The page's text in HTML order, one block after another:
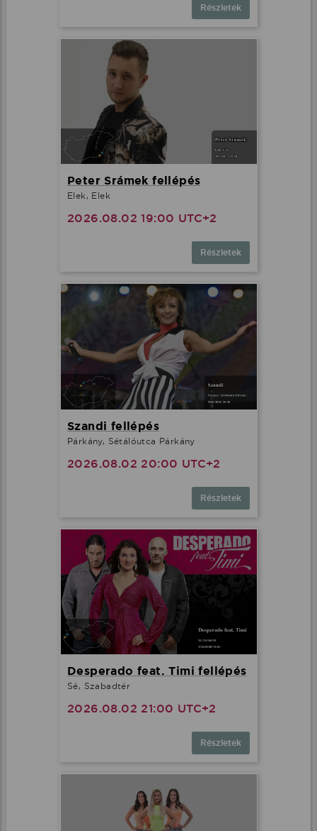
Részletek
Peter Srámek fellépés
Elek, Elek
2026.08.02 19:00 UTC+2
Részletek
Szandi fellépés
Párkány, Sétálóutca Párkány
2026.08.02 20:00 UTC+2
Részletek
Desperado feat. Timi fellépés
Sé, Szabadtér
2026.08.02 21:00 UTC+2
Részletek